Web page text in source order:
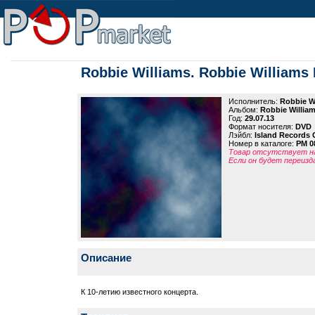
Robbie Williams. Robbie Williams
Исполнитель: Robbie
Альбом: Robbie
Год: 29.07.13
Формат носителя: DVD
Лэйбл: Island Records
Номер в каталоге: PM
Товар отсутствует
Если он будет
Описание
К 10-летию известного концерта.